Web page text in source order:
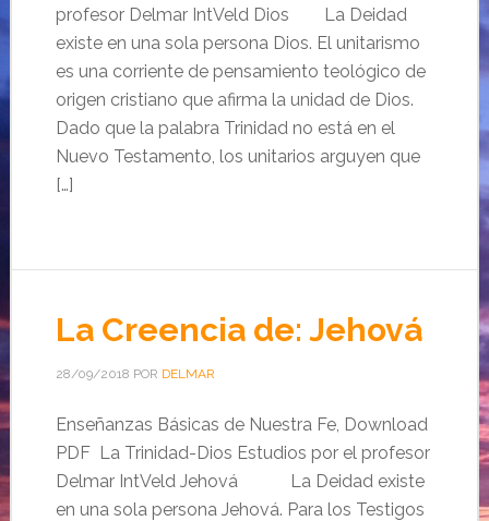
profesor Delmar IntVeld Dios La Deidad
existe en una sola persona Dios. El unitarismo
es una corriente de pensamiento teológico de
origen cristiano que afirma la unidad de Dios.
Dado que la palabra Trinidad no está en el
Nuevo Testamento, los unitarios arguyen que
[…]
La Creencia de: Jehová
28/09/2018 POR DELMAR
Enseñanzas Básicas de Nuestra Fe, Download
PDF La Trinidad-Dios Estudios por el profesor
Delmar IntVeld Jehová La Deidad existe
en una sola persona Jehová. Para los Testigos